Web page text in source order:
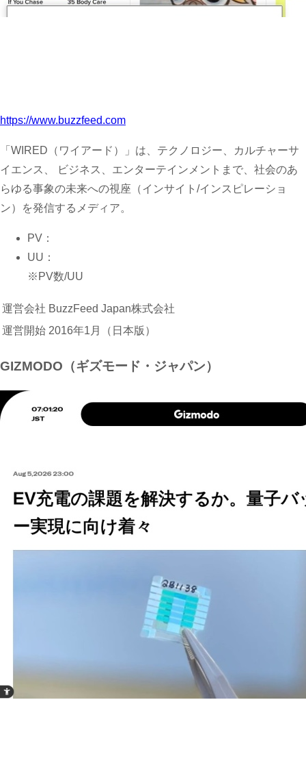
https://www.buzzfeed.com
「WIRED（ワイアード）」は、テクノロジー、カルチャーサ
イエンス、 ビジネス、エンターテインメントまで、社会のあ
らゆる事象の未来への視座（インサイト/インスピレーショ
ン）を発信するメディア。
PV：
UU：
※PV数/UU
運営会社 BuzzFeed Japan株式会社
運営開始 2016年1月（日本版）
GIZMODO（ギズモード・ジャパン）